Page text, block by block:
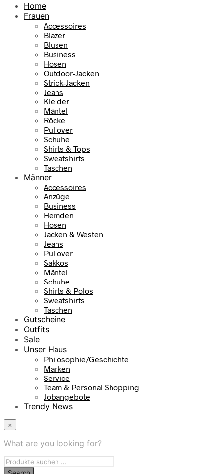
Home
Frauen
Accessoires
Blazer
Blusen
Business
Hosen
Outdoor-Jacken
Strick-Jacken
Jeans
Kleider
Mäntel
Röcke
Pullover
Schuhe
Shirts & Tops
Sweatshirts
Taschen
Männer
Accessoires
Anzüge
Business
Hemden
Hosen
Jacken & Westen
Jeans
Pullover
Sakkos
Mäntel
Schuhe
Shirts & Polos
Sweatshirts
Taschen
Gutscheine
Outfits
Sale
Unser Haus
Philosophie/Geschichte
Marken
Service
Team & Personal Shopping
Jobangebote
Trendy News
×
What are you looking for?